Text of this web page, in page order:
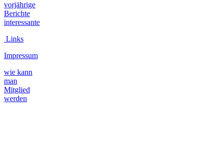
vorjährige
Berichte
interessante
Links
Impressum
wie kann
man
Mitglied
werden